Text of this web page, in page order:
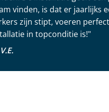
vinden, is dat er jaarlijks
zijn stipt, voeren
in topconditie is!"